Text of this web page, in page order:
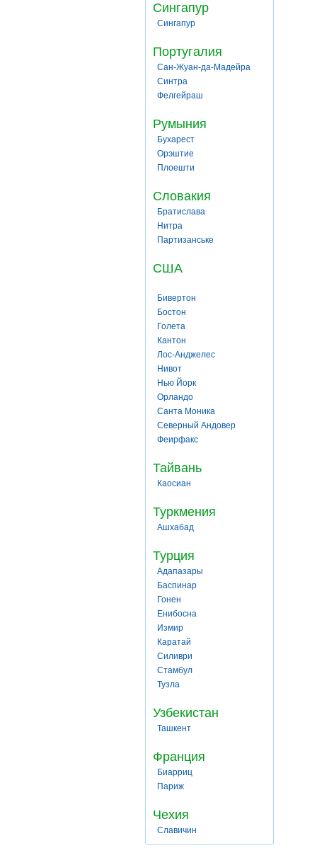
Сингапур
Сингапур
Португалия
Сан-Жуан-да-Мадейра
Синтра
Фелгейраш
Румыния
Бухарест
Орэштие
Плоешти
Словакия
Братислава
Нитра
Партизанське
США
Бивертон
Бостон
Голета
Кантон
Лос-Анджелес
Нивот
Нью Йорк
Орландо
Санта Моника
Северный Андовер
Феирфакс
Тайвань
Каосиан
Туркмения
Ашхабад
Турция
Адапазары
Баспинар
Гонен
Енибосна
Измир
Каратай
Силиври
Стамбул
Тузла
Узбекистан
Ташкент
Франция
Биарриц
Париж
Чехия
Славичин